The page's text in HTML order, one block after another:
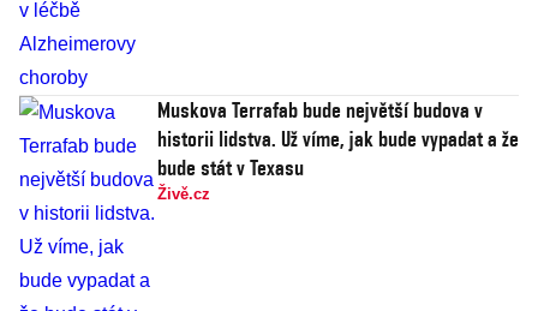
Muskova Terrafab bude největší budova v
historii lidstva. Už víme, jak bude vypadat a že
bude stát v Texasu
Živě.cz